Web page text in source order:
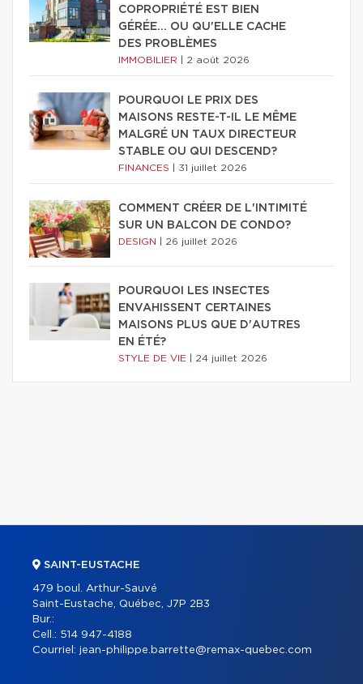
COPROPRIÉTÉ EST BIEN
GÉRÉE… OU QU'ELLE CACHE
DES PROBLÈMES
IMMOBILIER 2 août 2026
POURQUOI LE PRIX DES
MAISONS RESTE-T-IL LE MÊME
MALGRÉ UN TAUX DIRECTEUR
STABLE OU QUI DESCEND?
FINANCES 31 juillet 2026
COMMENT CRÉER DE L'INTIMITÉ
SUR UN BALCON DE CONDO?
DESIGN 26 juillet 2026
POURQUOI LES INSECTES
ENVAHISSENT CERTAINES
MAISONS PLUS QUE D'AUTRES
EN ÉTÉ?
STYLE DE VIE 24 juillet 2026
SAINT-EUSTACHE
479 boul. Arthur-Sauvé
Saint-Eustache, Québec, J7P 2B3
Bur.:
Cell.: 514 947-4188
Courriel: jean-philippe.barrette@remax-quebec.com